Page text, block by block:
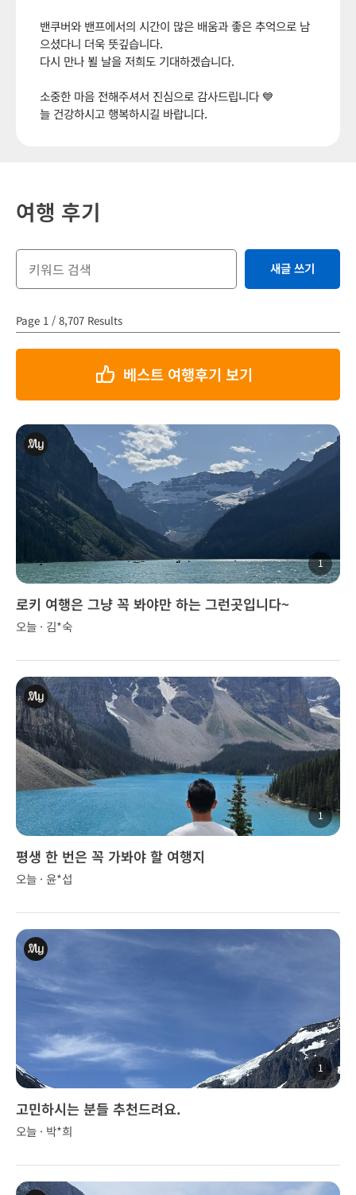
밴쿠버와 밴프에서의 시간이 많은 배움과 좋은 추억으로 남
으셨다니 더욱 뜻깊습니다.
다시 만나 뵐 날을 저희도 기대하겠습니다.
소중한 마음 전해주셔서 진심으로 감사드립니다 💙
늘 건강하시고 행복하시길 바랍니다.
여행 후기
새글 쓰기
Page 1 / 8,707 Results
베스트 여행후기 보기
1
로키 여행은 그냥 꼭 봐야만 하는 그런곳입니다~
오늘 · 김*숙
1
평생 한 번은 꼭 가봐야 할 여행지
오늘 · 윤*섭
1
고민하시는 분들 추천드려요.
오늘 · 박*희